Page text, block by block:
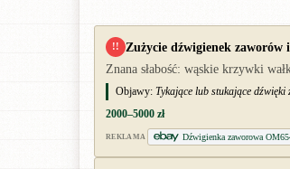
!! Zużycie dźwigienek zaworów
Znana słabość: wąskie krzywki
Objawy: Tykające lub stukające
2000–5000 zł
REKLAMA Dźwigienka zaworowa